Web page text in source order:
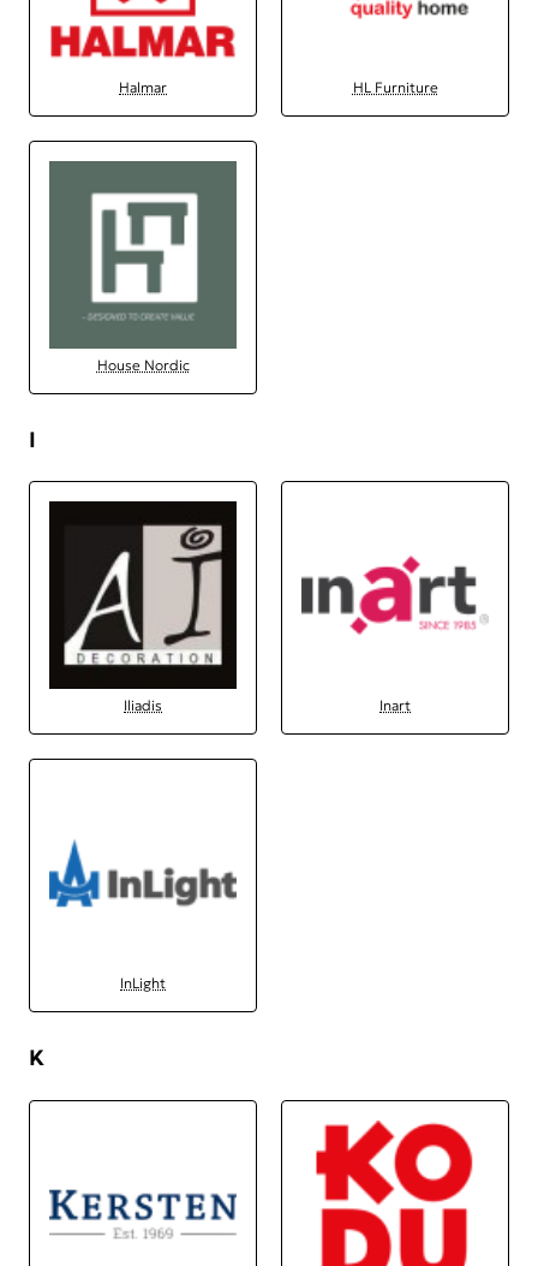
Halmar HL Furniture
House Nordic
I
Iliadis Inart
InLight
K